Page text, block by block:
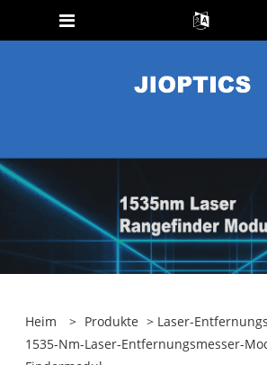
Heim > Produkte > Laser-
1535-Nm-Laser-Entfernungsmesser-